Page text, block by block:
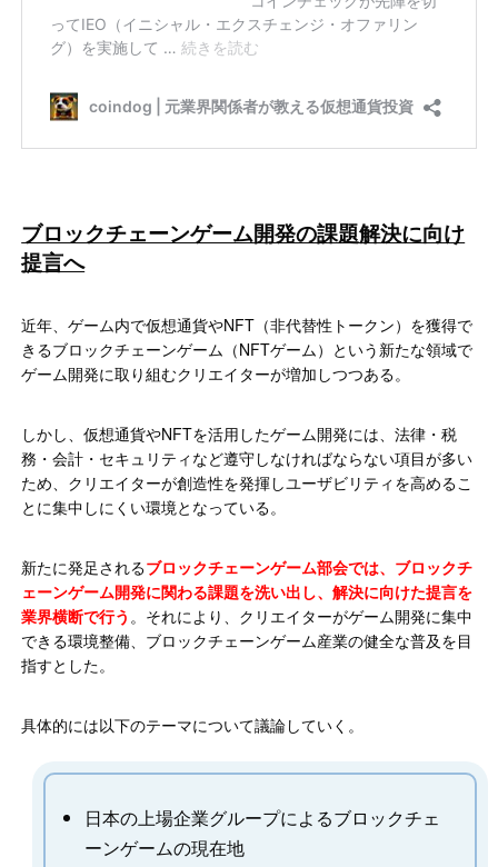
ブロックチェーンゲーム開発の課題解決に向け
提言へ
近年、ゲーム内で仮想通貨やNFT（非代替性トークン）を獲得で
きるブロックチェーンゲーム（NFTゲーム）という新たな領域で
ゲーム開発に取り組むクリエイターが増加しつつある。
しかし、仮想通貨やNFTを活用したゲーム開発には、法律・税
務・会計・セキュリティなど遵守しなければならない項目が多い
ため、クリエイターが創造性を発揮しユーザビリティを高めるこ
とに集中しにくい環境となっている。
新たに発足されるブロックチェーンゲーム部会では、ブロックチ
ェーンゲーム開発に関わる課題を洗い出し、解決に向けた提言を
業界横断で行う 。それにより、クリエイターがゲーム開発に集中
できる環境整備、ブロックチェーンゲーム産業の健全な普及を目
指すとした。
具体的には以下のテーマについて議論していく。
日本の上場企業グループによるブロックチェ
ーンゲームの現在地